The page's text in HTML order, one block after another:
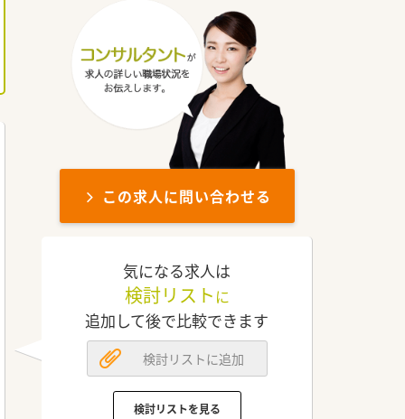
この求人に問い合わせる
気になる求人は
検討リスト に
追加して後で比較できます
検討リストに追加
検討リストを見る